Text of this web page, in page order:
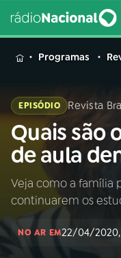
MENU
Buscar
na
Rádio
Nacional
INÍCIO
Programas
EPISÓDIO Revista
Quais são
de aula
Veja como a família
continuarem os
NO AR EM22/04/2020,